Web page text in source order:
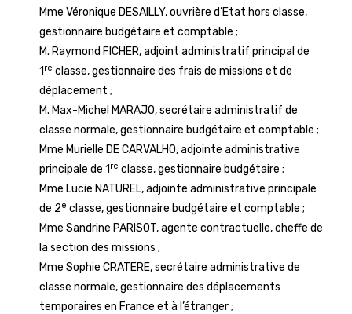
Mme Véronique DESAILLY, ouvrière d’Etat hors classe,
gestionnaire budgétaire et comptable ;
M. Raymond FICHER, adjoint administratif principal de
1 re classe, gestionnaire des frais de missions et de
déplacement ;
M. Max-Michel MARAJO, secrétaire administratif de
classe normale, gestionnaire budgétaire et comptable ;
Mme Murielle DE CARVALHO, adjointe administrative
principale de 1 re classe, gestionnaire budgétaire ;
Mme Lucie NATUREL, adjointe administrative principale
de 2e classe, gestionnaire budgétaire et comptable ;
Mme Sandrine PARISOT, agente contractuelle, cheffe de
la section des missions ;
Mme Sophie CRATERE, secrétaire administrative de
classe normale, gestionnaire des déplacements
temporaires en France et à l’étranger ;